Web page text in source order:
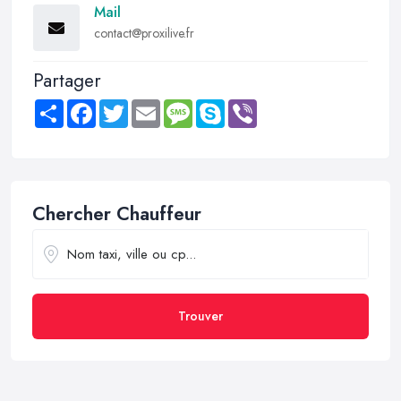
Mail
contact@proxilive.fr
Partager
Share FacebookTwitter Email MessageSkype
Chercher Chauffeur
Trouver